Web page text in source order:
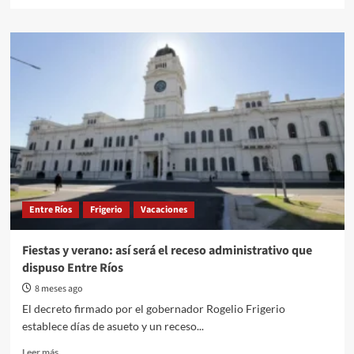
¿Qué
gobernador
Rogelio
Frigerio
en
su
visita
a
Entre Ríos Frigerio Vacaciones
Fiestas y verano: así será el receso administrativo que
dispuso Entre Ríos
8 meses ago
El decreto firmado por el gobernador Rogelio Frigerio
establece días de asueto y un receso...
Read